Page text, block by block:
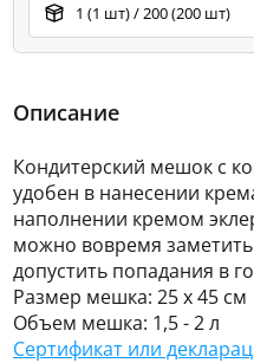
1 (1 шт) / 200 (200 шт)
Описание
Кондитерский мешок с
удобен в нанесении
наполнении кремом
можно вовремя
допустить попадания в
Размер мешка: 25 х 45 см
Объем мешка: 1,5 - 2 л
Сертификат или